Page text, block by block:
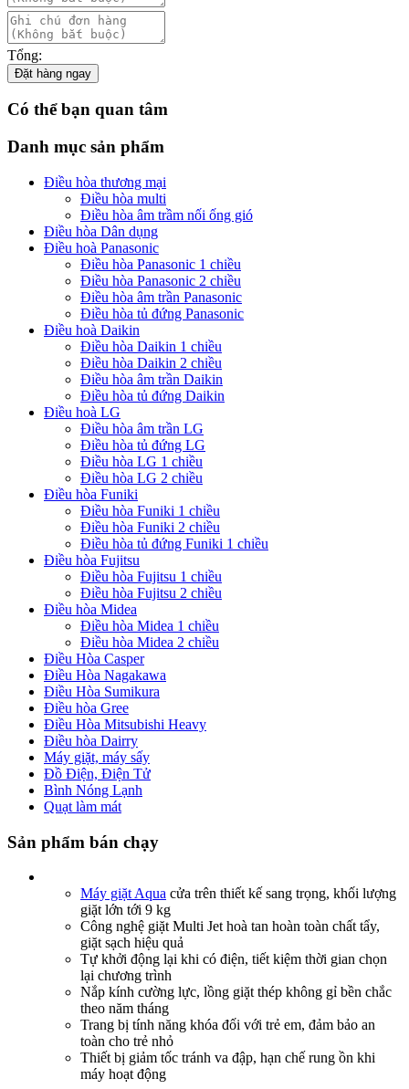
Tổng:
Đặt hàng ngay
Có thể bạn quan tâm
Danh mục sản phẩm
Điều hòa thương mại
Điều hòa multi
Điều hòa âm trầm nối ống gió
Điều hòa Dân dụng
Điều hoà Panasonic
Điều hòa Panasonic 1 chiều
Điều hòa Panasonic 2 chiều
Điều hòa âm trần Panasonic
Điều hòa tủ đứng Panasonic
Điều hoà Daikin
Điều hòa Daikin 1 chiều
Điều hòa Daikin 2 chiều
Điều hòa âm trần Daikin
Điều hòa tủ đứng Daikin
Điều hoà LG
Điều hòa âm trần LG
Điều hòa tủ đứng LG
Điều hòa LG 1 chiều
Điều hòa LG 2 chiều
Điều hòa Funiki
Điều hòa Funiki 1 chiều
Điều hòa Funiki 2 chiều
Điều hòa tủ đứng Funiki 1 chiều
Điều hòa Fujitsu
Điều hòa Fujitsu 1 chiều
Điều hòa Fujitsu 2 chiều
Điều hòa Midea
Điều hòa Midea 1 chiều
Điều hòa Midea 2 chiều
Điều Hòa Casper
Điều Hòa Nagakawa
Điều Hòa Sumikura
Điều hòa Gree
Điều Hòa Mitsubishi Heavy
Điều hòa Dairry
Máy giặt, máy sấy
Đồ Điện, Điện Tử
Bình Nóng Lạnh
Quạt làm mát
Sản phẩm bán chạy
Máy giặt Aqua cửa trên thiết kế sang trọng, khối lượng
giặt lớn tới 9 kg
Công nghệ giặt Multi Jet hoà tan hoàn toàn chất tẩy,
giặt sạch hiệu quả
Tự khởi động lại khi có điện, tiết kiệm thời gian chọn
lại chương trình
Nắp kính cường lực, lồng giặt thép không gỉ bền chắc
theo năm tháng
Trang bị tính năng khóa đối với trẻ em, đảm bảo an
toàn cho trẻ nhỏ
Thiết bị giảm tốc tránh va đập, hạn chế rung ồn khi
máy hoạt động